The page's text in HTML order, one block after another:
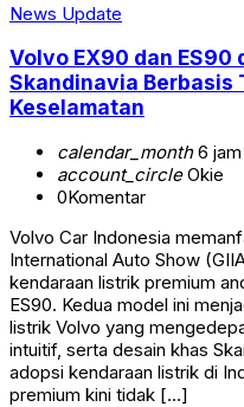
News Update
Volvo EX90 dan ES90
Skandinavia Berbasis
Keselamatan
calendar_month6 jam
account_circleOkie
0Komentar
Volvo Car Indonesia
International Auto Show
kendaraan listrik premium
ES90. Kedua model ini
listrik Volvo yang
intuitif, serta desain khas
adopsi kendaraan listrik di
premium kini tidak […]